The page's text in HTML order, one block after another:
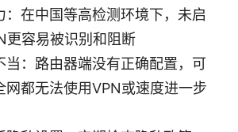
：在中国等高检测环境下，未启
更容易被识别和阻断
当：路由器端没有正确配置，可
网都无法使用VPN或速度进一步